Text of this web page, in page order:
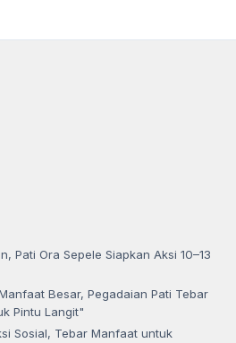
Pati Ora Sepele Siapkan Aksi 10–13
Besar, Pegadaian Pati Tebar
Pintu Langit"
Sosial, Tebar Manfaat untuk